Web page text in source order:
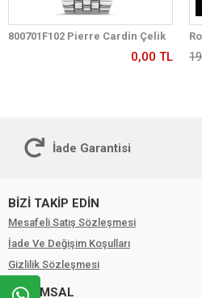
800701F102 Pierre Cardin Çelik
Kordon Erkek Kol Saati 30 Mt Su
0,00 TL
İade Garantisi
BİZİ TAKİP EDİN
Mesafeli Satış Sözleşmesi
İade Ve Değişim Koşulları
Gizlilik Sözleşmesi
KURUMSAL